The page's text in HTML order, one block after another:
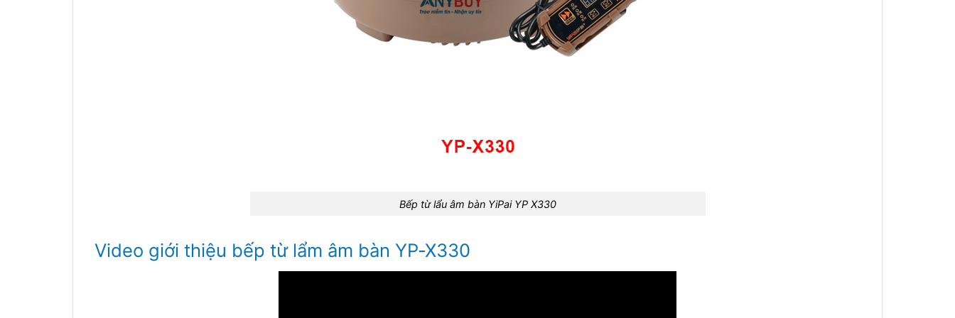
Bếp từ lẩu âm bàn YiPai YP X330
Video giới thiệu bếp từ lẩm âm bàn YP-X330